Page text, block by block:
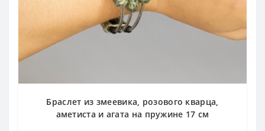
Браслет из змеевика, розового кварца,
аметиста и агата на пружине 17 см